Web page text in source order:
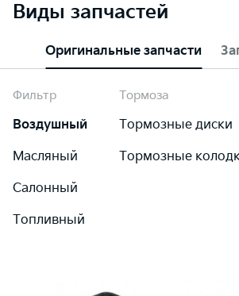
Виды запчастей
Оригинальные запчасти
Фильтр
Воздушный
Масляный
Салонный
Топливный
Тормоза
Тормозные диски
Тормозные